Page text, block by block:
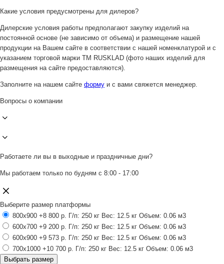
Какие условия предусмотрены для дилеров?
Дилерские условия работы предполагают закупку изделий на
постоянной основе (не зависимо от объема) и размещение нашей
продукции на Вашем сайте в соответствии с нашей номенклатурой и с
указанием торговой марки ТМ RUSKLAD (фото наших изделий для
размещения на сайте предоставляются).
Заполните на нашем сайте форму и с вами свяжется менеджер.
Вопросы о компании
Работаете ли вы в выходные и праздничные дни?
Мы работаем только по будням с 8:00 - 17:00
Выберите размер платформы
800x900 +8 800 р. Г/п: 250 кг Вес: 12.5 кг Объем: 0.06 м3
600x700 +9 200 р. Г/п: 250 кг Вес: 12.5 кг Объем: 0.06 м3
600x900 +9 573 р. Г/п: 250 кг Вес: 12.5 кг Объем: 0.06 м3
700x1000 +10 700 р. Г/п: 250 кг Вес: 12.5 кг Объем: 0.06 м3
Выбрать размер